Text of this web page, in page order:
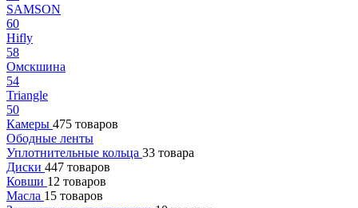
SAMSON
60
Hifly
58
Омскшина
54
Triangle
50
Камеры 475 товаров
Ободные ленты
Уплотнительные кольца 33 товара
Диски 447 товаров
Ковши 12 товаров
Масла 15 товаров